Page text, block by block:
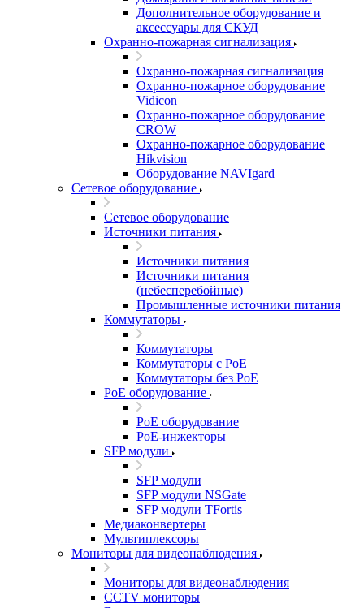
Дополнительное оборудование и
аксессуары для СКУД
Охранно-пожарная сигнализация
Охранно-пожарная сигнализация
Охранно-пожарное оборудование
Vidicon
Охранно-пожарное оборудование
CROW
Охранно-пожарное оборудование
Hikvision
Оборудование NAVIgard
Сетевое оборудование
Сетевое оборудование
Источники питания
Источники питания
Источники питания
(небесперебойные)
Промышленные источники питания
Коммутаторы
Коммутаторы
Коммутаторы с PoE
Коммутаторы без PoE
PoE оборудование
PoE оборудование
PoE-инжекторы
SFP модули
SFP модули
SFP модули NSGate
SFP модули TFortis
Медиаконвертеры
Мультиплексоры
Мониторы для видеонаблюдения
Мониторы для видеонаблюдения
CCTV мониторы